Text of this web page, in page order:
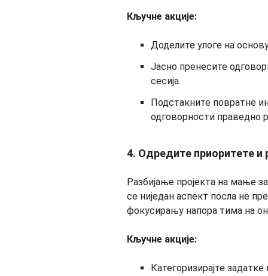
Кључне акције:
Доделите улоге на
Јасно пренесите
сесија.
Подстакните повратне
одговорности праведно
4. Одредите приоритете и
Разбијање пројекта на мање
се ниједан аспект посла не
фокусирању напора тима на
Кључне акције:
Категоризирајте